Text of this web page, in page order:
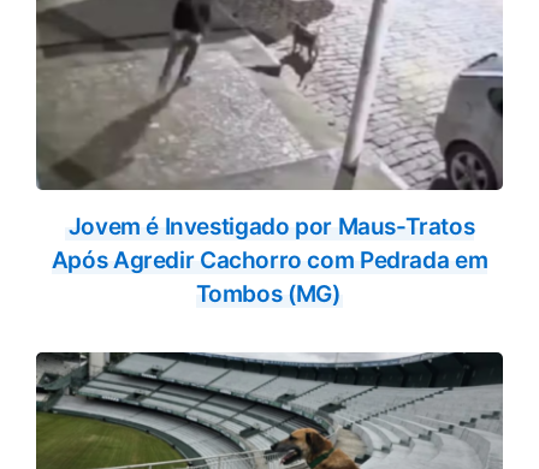
Jovem é Investigado por Maus-Tratos
Após Agredir Cachorro com Pedrada em
Tombos (MG)